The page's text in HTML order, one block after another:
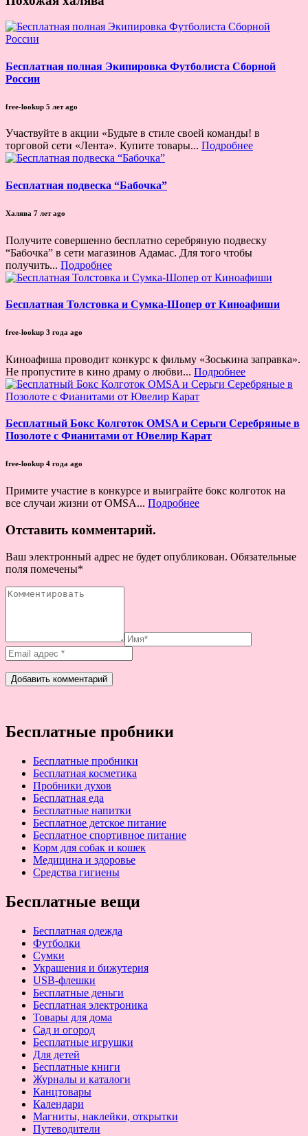
Бесплатная полная Экипировка Футболиста Сборной
России
free-lookup 5 лет ago
Участвуйте в акции «Будьте в стиле своей команды! в
торговой сети «Лента». Купите товары... Подробнее
Бесплатная подвеска “Бабочка”
Халява 7 лет ago
Получите совершенно бесплатно серебряную подвеску
“Бабочка” в сети магазинов Адамас. Для того чтобы
получить... Подробнее
Бесплатная Толстовка и Сумка-Шопер от Киноафиши
free-lookup 3 года ago
Киноафиша проводит конкурс к фильму «Зоськина заправка».
Не пропустите в кино драму о любви... Подробнее
Бесплатный Бокс Колготок OMSA и Серьги Серебряные в
Позолоте с Фианитами от Ювелир Карат
free-lookup 4 года ago
Примите участие в конкурсе и выиграйте бокс колготок на
все случаи жизни от OMSA... Подробнее
Отставить комментарий.
Ваш электронный адрес не будет опубликован. Обязательные
поля помечены*
Бесплатные пробники
Бесплатные пробники
Бесплатная косметика
Пробники духов
Бесплатная еда
Бесплатные напитки
Бесплатное детское питание
Бесплатное спортивное питание
Корм для собак и кошек
Медицина и здоровье
Средства гигиены
Бесплатные вещи
Бесплатная одежда
Футболки
Сумки
Украшения и бижутерия
USB-флешки
Бесплатные деньги
Бесплатная электроника
Товары для дома
Сад и огород
Бесплатные игрушки
Для детей
Бесплатные книги
Журналы и каталоги
Канцтовары
Календари
Магниты, наклейки, открытки
Путеводители